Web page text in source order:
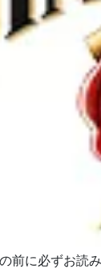
の前に必ずお読